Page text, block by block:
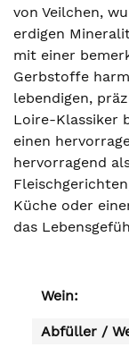
von Veilchen,
erdigen
mit einer
Gerbstoffe
lebendigen,
Loire-Klassiker
einen
hervorragend
Küche oder
das
Wein:
Abfüller /